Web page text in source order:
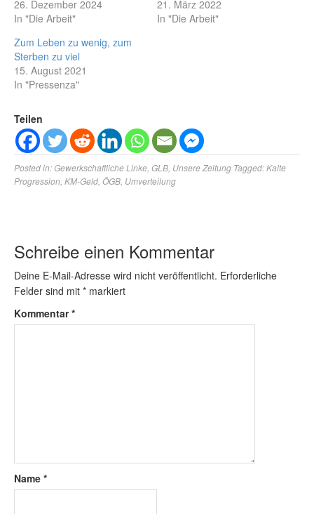
26. Dezember 2024
In "Die Arbeit"
21. März 2022
In "Die Arbeit"
Zum Leben zu wenig, zum
Sterben zu viel
15. August 2021
In "Pressenza"
Teilen
Posted in:Gewerkschaftliche Linke GLB Unsere Zeitung Tagged:Kalte
Progression KM-Geld ÖGB Umverteilung
Schreibe einen Kommentar
Deine E-Mail-Adresse wird nicht veröffentlicht. Erforderliche
Felder sind mit * markiert
Kommentar*
Name *